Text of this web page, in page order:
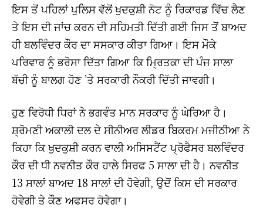
ਇਸ ਤੋਂ ਪਹਿਲਾਂ ਪੁਲਿਸ ਵੱਲੋਂ ਖੁਦਕੁਸ਼ੀ ਨੋਟ ਨੂੰ ਰਿਕਾਰਡ ਵਿੱਚ ਲੈਣ
ਤੇ ਇਸ ਦੀ ਜਾਂਚ ਕਰਨ ਦੀ ਸਹਿਮਤੀ ਦਿੱਤੀ ਗਈ ਜਿਸ ਤੋਂ ਬਾਅਦ
ਹੀ ਬਲਵਿੰਦਰ ਕੌਰ ਦਾ ਸਸਕਾਰ ਕੀਤਾ ਗਿਆ। ਇਸ ਮੌਕੇ
ਪਰਿਵਾਰ ਨੂੰ ਭਰੋਸਾ ਦਿੱਤਾ ਗਿਆ ਕਿ ਮ੍ਰਿਤਕਾ ਦੀ ਪੰਜ ਸਾਲਾ
ਬੱਚੀ ਨੂੰ ਬਾਲਗ ਹੋਣ ’ਤੇ ਸਰਕਾਰੀ ਨੌਕਰੀ ਦਿੱਤੀ ਜਾਵਗੀ।
ਹੁਣ ਵਿਰੋਧੀ ਧਿਰਾਂ ਨੇ ਭਗਵੰਤ ਮਾਨ ਸਰਕਾਰ ਨੂੰ ਘੇਰਿਆ ਹੈ।
ਸ਼੍ਰੋਮਣੀ ਅਕਾਲੀ ਦਲ ਦੇ ਸੀਨੀਅਰ ਲੀਡਰ ਬਿਕਰਮ ਮਜੀਠੀਆ ਨੇ
ਕਿਹਾ ਕਿ ਖੁਦਕੁਸ਼ੀ ਕਰਨ ਵਾਲੀ ਅਸਿਸਟੈਂਟ ਪ੍ਰੋਫੈਸਰ ਬਲਵਿੰਦਰ
ਕੌਰ ਦੀ ਧੀ ਨਵਨੀਤ ਕੌਰ ਹਾਲੇ ਸਿਰਫ 5 ਸਾਲਾ ਦੀ ਹੈ। ਨਵਨੀਤ
13 ਸਾਲਾਂ ਬਾਅਦ 18 ਸਾਲਾਂ ਦੀ ਹੋਵੇਗੀ, ਉਦੋਂ ਕਿਸ ਦੀ ਸਰਕਾਰ
ਹੋਵੇਗੀ ਤੇ ਕੌਣ ਅਫਸਰ ਹੋਵੇਗਾ।